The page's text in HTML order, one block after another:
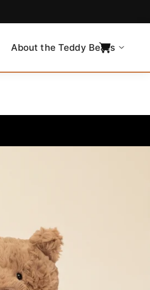
About the Teddy Bears
C
a
r